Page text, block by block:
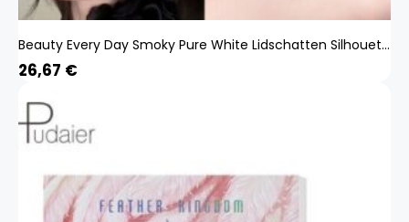
Beauty Every Day Smoky Pure White Lidschatten Silhouette Augen Hervorhebung Tear Trough Hollows Einzelfarbe Matte Highlighter 3#
26,67 €